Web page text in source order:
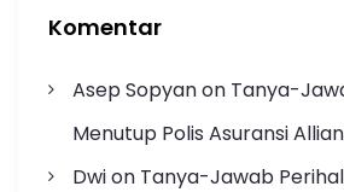
Komentar
Asep Sopyanon Tanya-
Menutup Polis Asuransi
Dwion Tanya-Jawab